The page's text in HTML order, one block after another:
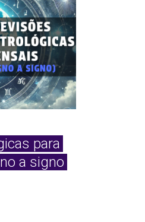
para
a signo